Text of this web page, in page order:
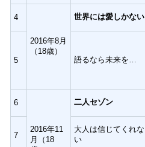
4
2016年8月
（18歳）
世界には愛しかない
5 語るなら未来を…
6
2016年11
月（18
二人セゾン
7
大人は信じてくれな
い